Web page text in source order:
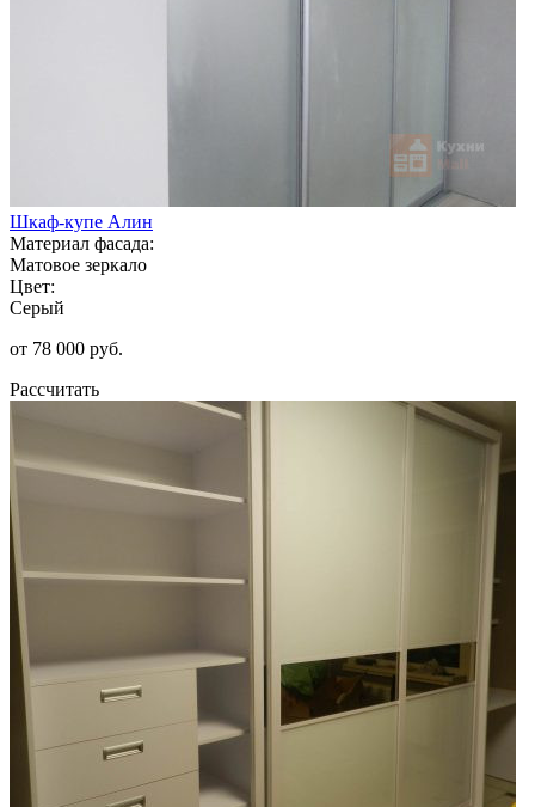
Шкаф-купе Алин
Материал фасада:
Матовое зеркало
Цвет:
Серый
от 78 000 руб.
Рассчитать